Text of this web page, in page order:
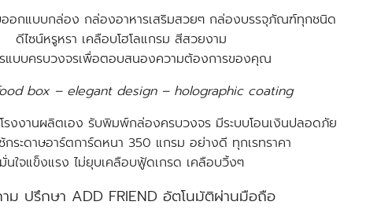
อกแบบกล่อง กล่องอาหารเสริมสวยๆ กล่องบรรจุภัณฑ์ทุกชนิด
ดีไซน์หรูหรา เคลือบโฮโลแกรม สีสวยงาม
แบบครบวงจรเพื่อตอบสนองความต้องการของคุณ
box – elegant design – holographic coating
โรงงานผลิตเอง รับพิมพ์กล่องครบวงจร มีระบบโอนเงินปลอดภัย
ช้กระดาษอาร์ตการ์ดหนา 350 แกรม อย่างดี ทุกเรทราคา
มั่นใจแข็งแรง ไม่ยุบเคลือบฟู้ดเกรด เคลือบวิ้งๆ
ม ปรึกษา ADD FRIEND อัตโนมัติผ่านมือถือ